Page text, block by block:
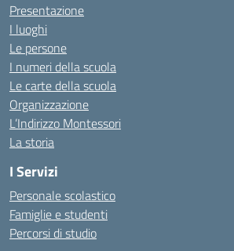
Presentazione
I luoghi
Le persone
I numeri della scuola
Le carte della scuola
Organizzazione
L’Indirizzo Montessori
La storia
I Servizi
Personale scolastico
Famiglie e studenti
Percorsi di studio